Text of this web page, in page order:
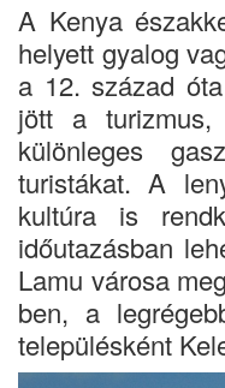
A Kenya
helyett gyalog
a 12. század
jött a
különleges
turistákat. A
kultúra is
időutazásban
Lamu városa
ben, a
településként